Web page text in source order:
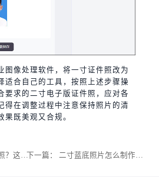
图像处理软件，将一寸证件照改为
适合自己的工具，按照上述步骤操
要求的二寸电子版证件照，应对各
得在调整过程中注意保持照片的清
果既美观又合规。
松搞定！ 下一篇： 二寸蓝底照片怎么制作？三招简单的自制证件照方法分享